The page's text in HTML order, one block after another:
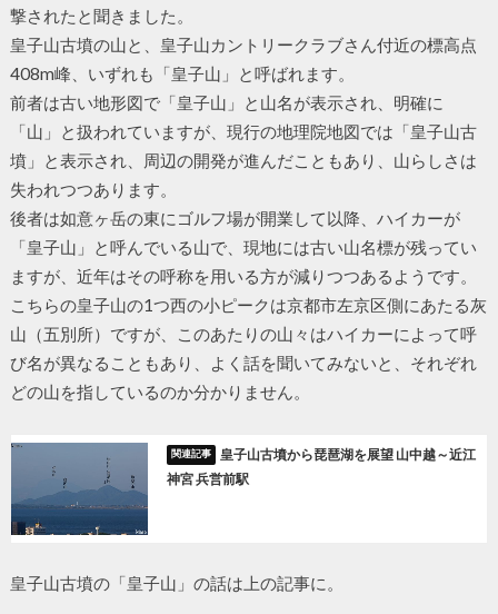
撃されたと聞きました。
皇子山古墳の山と、皇子山カントリークラブさん付近の標高点
408m峰、いずれも「皇子山」と呼ばれます。
前者は古い地形図で「皇子山」と山名が表示され、明確に
「山」と扱われていますが、現行の地理院地図では「皇子山古
墳」と表示され、周辺の開発が進んだこともあり、山らしさは
失われつつあります。
後者は如意ヶ岳の東にゴルフ場が開業して以降、ハイカーが
「皇子山」と呼んでいる山で、現地には古い山名標が残ってい
ますが、近年はその呼称を用いる方が減りつつあるようです。
こちらの皇子山の1つ西の小ピークは京都市左京区側にあたる灰
山（五別所）ですが、このあたりの山々はハイカーによって呼
び名が異なることもあり、よく話を聞いてみないと、それぞれ
どの山を指しているのか分かりません。
皇子山古墳から琵琶湖を展望 山中越～近江
神宮 兵営前駅
皇子山古墳の「皇子山」の話は上の記事に。